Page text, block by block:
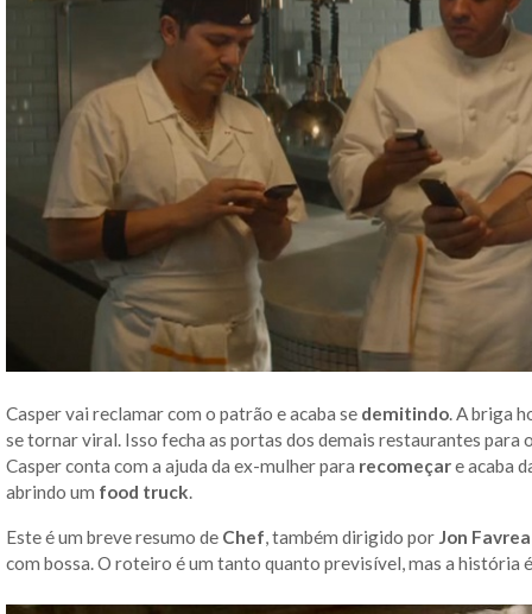
Casper vai reclamar com o patrão e acaba se demitindo. A briga
se tornar viral. Isso fecha as portas dos demais restaurantes para
Casper conta com a ajuda da ex-mulher para recomeçare acaba
abrindo um food truck.
Este é um breve resumo de Chef, também dirigido por Jon
com bossa. O roteiro é um tanto quanto previsível, mas a história